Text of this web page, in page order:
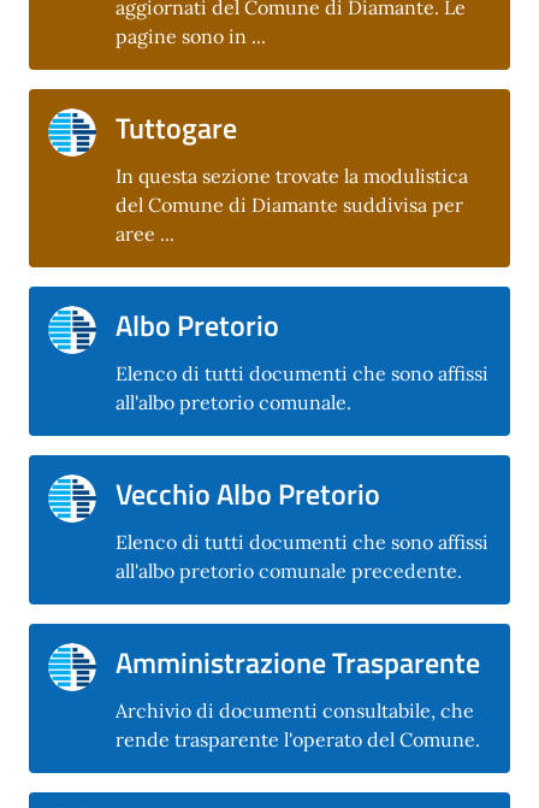
aggiornati del Comune di Diamante. Le
pagine sono in ...
Tuttogare
In questa sezione trovate la modulistica
del Comune di Diamante suddivisa per
aree ...
Albo Pretorio
Elenco di tutti documenti che sono affissi
all'albo pretorio comunale.
Vecchio Albo Pretorio
Elenco di tutti documenti che sono affissi
all'albo pretorio comunale precedente.
Amministrazione Trasparente
Archivio di documenti consultabile, che
rende trasparente l'operato del Comune.